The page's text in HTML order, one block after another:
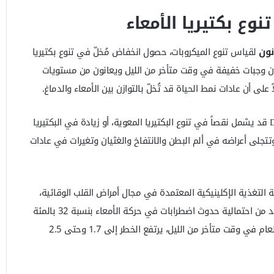
بكتيريا الأمعاء
لقياس تنوع الميكروبات، حصول انخفاض مُخلّ في تنوع بكتيريا
وجبات خفيفة في وقت متأخر من الليل ويعانون من مستويات
أن عادات نمط الحياة قد تُخلّ بالتوازن بين الأمعاء والدماغ.
Dysbiosis قد يشمل نقصاً في تنوع البكتيريا المعوية، أو زيادة في البكتيريا
أعراضه في ألم البطن والانتفاخ والغثيان وتغيرات في عادات
الإكلينيكية المعتمدة في مجال أمراض القلب الوقائية،
قائلةً إن “الإجهاد الشديد وحده يزيد من احتمالية حدوث اضطرابات في حركة الأمعاء بنسبة 32 بالمئة
تقريباً، ولكن عندما يقترن بتناول الطعام في وقت متأخر من الليل، يرتفع الخطر إلى 1.7 وحتى 2.5